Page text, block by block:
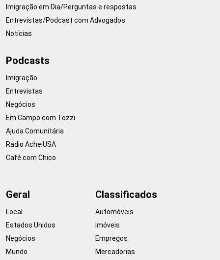
Imigração em Dia/Perguntas e respostas
Entrevistas/Podcast com Advogados
Notícias
Podcasts
Imigração
Entrevistas
Negócios
Em Campo com Tozzi
Ajuda Comunitária
Rádio AcheiUSA
Café com Chico
Geral
Local
Estados Unidos
Negócios
Mundo
Classificados
Automóveis
Imóveis
Empregos
Mercadorias